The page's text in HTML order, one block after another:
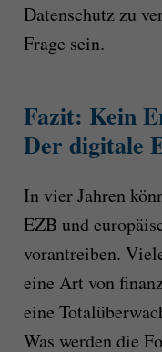
Datenschutz zu
Frage sein.
Fazit: Kein
Der digitale
In vier Jahren
EZB und
vorantreiben.
eine Art von
eine
Was werden die